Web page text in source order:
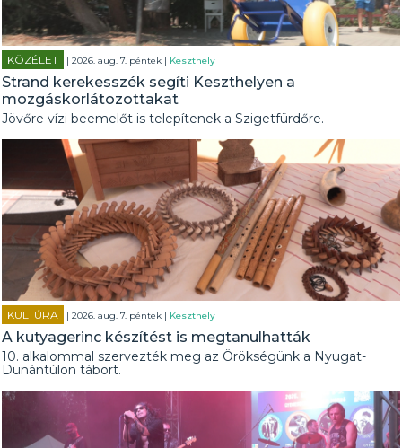
KÖZÉLET | 2026. aug. 7. péntek | Keszthely
Strand kerekesszék segíti Keszthelyen a
mozgáskorlátozottakat
Jövőre vízi beemelőt is telepítenek a Szigetfürdőre.
KULTÚRA | 2026. aug. 7. péntek | Keszthely
A kutyagerinc készítést is megtanulhatták
10. alkalommal szervezték meg az Örökségünk a Nyugat-
Dunántúlon tábort.